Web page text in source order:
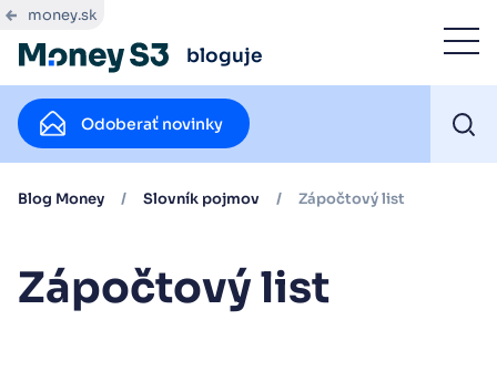
money.sk
bloguje
Odoberať novinky
Blog Money / Slovník pojmov / Zápočtový list
Zápočtový list